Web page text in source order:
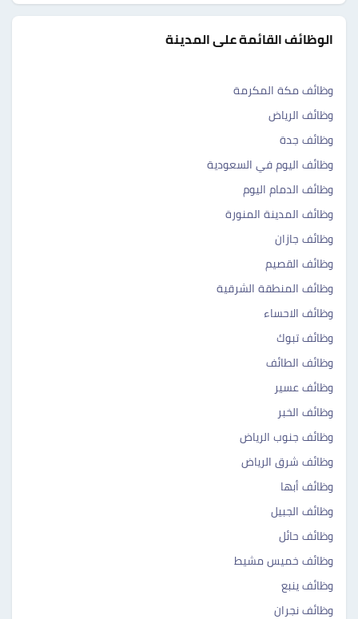
الوظائف القائمة على المدينة
وظائف مكة المكرمة
وظائف الرياض
وظائف جدة
وظائف اليوم في السعودية
وظائف الدمام اليوم
وظائف المدينة المنورة
وظائف جازان
وظائف القصيم
وظائف المنطقة الشرقية
وظائف الاحساء
وظائف تبوك
وظائف الطائف
وظائف عسير
وظائف الخبر
وظائف جنوب الرياض
وظائف شرق الرياض
وظائف أبها
وظائف الجبيل
وظائف حائل
وظائف خميس مشيط
وظائف ينبع
وظائف نجران